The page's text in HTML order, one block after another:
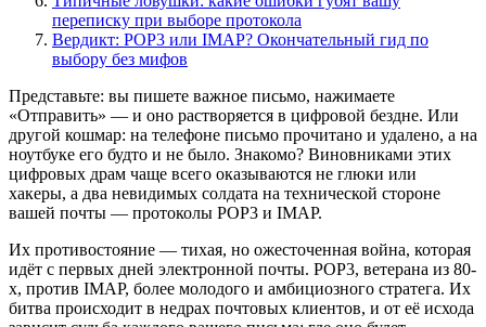
переписку при выборе протокола
Вердикт: POP3 или IMAP? Окончательный гид по
выбору без мифов
Представьте: вы пишете важное письмо, нажимаете
«Отправить» — и оно растворяется в цифровой бездне. Или
другой кошмар: на телефоне письмо прочитано и удалено, а на
ноутбуке его будто и не было. Знакомо? Виновниками этих
цифровых драм чаще всего оказываются не глюки или
хакеры, а два невидимых солдата на технической стороне
вашей почты — протоколы POP3 и IMAP.
Их противостояние — тихая, но ожесточенная война, которая
идёт с первых дней электронной почты. POP3, ветерана из 80-
х, против IMAP, более молодого и амбициозного стратега. Их
битва происходит в недрах почтовых клиентов, и от её исхода